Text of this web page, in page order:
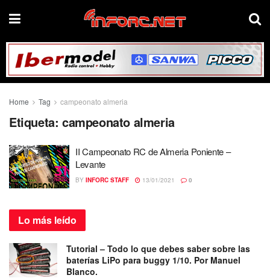
Home Tag campeonato almeria
Etiqueta: campeonato almeria
II Campeonato RC de Almeria Poniente –
Levante
BY INFORC STAFF 13/01/2021 0
Lo más leído
Tutorial – Todo lo que debes saber sobre las
baterías LiPo para buggy 1/10. Por Manuel
Blanco.